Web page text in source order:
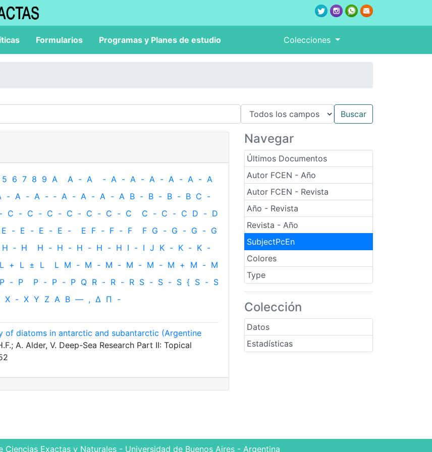
Formularios Programas y Planes de estudio Colecciones
Navegar
Últimos Documentos
Autor FCEN - Año
Autor FCEN - Revista
Año - Revista
Revista - Año
SubjectPcEn
Colores
Type
Colección
Datos
Estadísticas
5 6 7 8 9 A A - A - A - A - A - A - A - A
- A - A - ‐ A - A - A - A B - B - B - B C -
- C - C - C - C - C - C - C C - C - C D - D
E - E - E - E - E F - F - F F G - G - G - G
H ‐ H H - H - H - H - H I - I J K - K - K -
L + L ± L L M - M - M - M - M - M + M - M
P - P P - P - P Q R - R - R S - S - S { S - S
X - X Y Z Α Β — , Δ Π -
of diatoms in antarctic and subantarctic (Argentine
A. Alder, V. Deep-Sea Research Part II: Topical
Ciencias Exactas y Naturales - Universidad de Buenos Aires - Argentina